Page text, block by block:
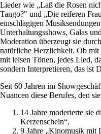
Lieder wie „Laß die Rosen
Tango?" und „Die reiferen
einschlägigen
Unterhaltungsshows, Galas
Moderation überzeugt sie
natürliche Herzlichkeit. Ob mit
mit leisen Tönen, jedes Lied,
sondern Interpretieren, das ist
Seit 60 Jahren im
Nuancen diese Berufes, den
14 Jahre moderierte sie
Kerzenschein“,
9 Jahre „Kinomusik mit